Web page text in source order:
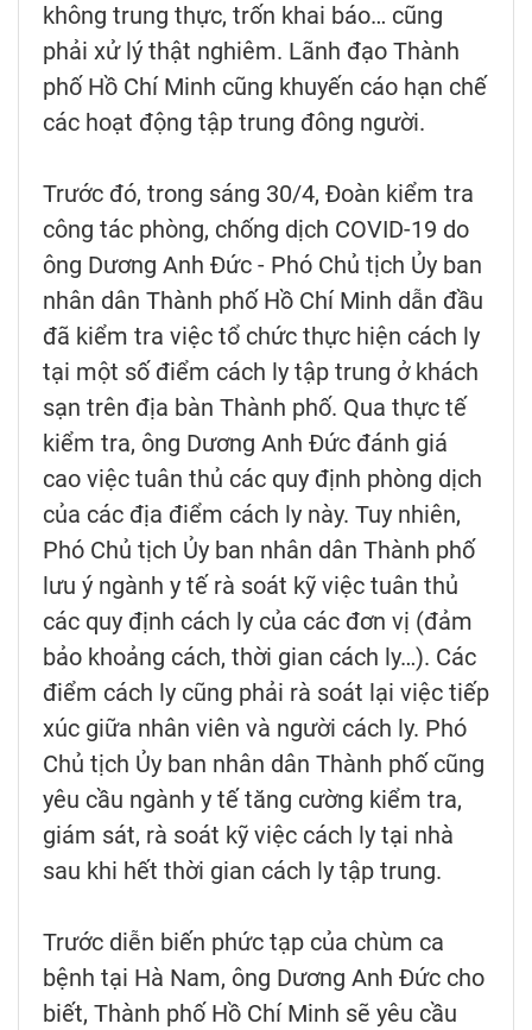
không trung thực, trốn khai báo… cũng
phải xử lý thật nghiêm. Lãnh đạo Thành
phố Hồ Chí Minh cũng khuyến cáo hạn chế
các hoạt động tập trung đông người.
Trước đó, trong sáng 30/4, Đoàn kiểm tra
công tác phòng, chống dịch COVID-19 do
ông Dương Anh Đức - Phó Chủ tịch Ủy ban
nhân dân Thành phố Hồ Chí Minh dẫn đầu
đã kiểm tra việc tổ chức thực hiện cách ly
tại một số điểm cách ly tập trung ở khách
sạn trên địa bàn Thành phố. Qua thực tế
kiểm tra, ông Dương Anh Đức đánh giá
cao việc tuân thủ các quy định phòng dịch
của các địa điểm cách ly này. Tuy nhiên,
Phó Chủ tịch Ủy ban nhân dân Thành phố
lưu ý ngành y tế rà soát kỹ việc tuân thủ
các quy định cách ly của các đơn vị (đảm
bảo khoảng cách, thời gian cách ly…). Các
điểm cách ly cũng phải rà soát lại việc tiếp
xúc giữa nhân viên và người cách ly. Phó
Chủ tịch Ủy ban nhân dân Thành phố cũng
yêu cầu ngành y tế tăng cường kiểm tra,
giám sát, rà soát kỹ việc cách ly tại nhà
sau khi hết thời gian cách ly tập trung.
Trước diễn biến phức tạp của chùm ca
bệnh tại Hà Nam, ông Dương Anh Đức cho
biết, Thành phố Hồ Chí Minh sẽ yêu cầu